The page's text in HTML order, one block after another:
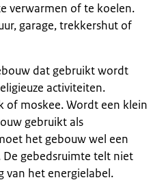
verwarmen of te koelen.
garage, trekkershut of
dat gebruikt wordt
activiteiten.
of moskee. Wordt een klein
gebruikt als
het gebouw wel een
gebedsruimte telt niet
van het energielabel.